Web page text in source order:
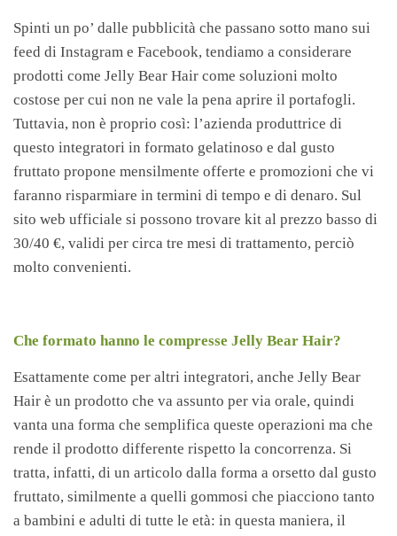
Spinti un po’ dalle pubblicità che passano sotto mano sui
feed di Instagram e Facebook, tendiamo a considerare
prodotti come Jelly Bear Hair come soluzioni molto
costose per cui non ne vale la pena aprire il portafogli.
Tuttavia, non è proprio così: l’azienda produttrice di
questo integratori in formato gelatinoso e dal gusto
fruttato propone mensilmente offerte e promozioni che vi
faranno risparmiare in termini di tempo e di denaro. Sul
sito web ufficiale si possono trovare kit al prezzo basso di
30/40 €, validi per circa tre mesi di trattamento, perciò
molto convenienti.
Che formato hanno le compresse Jelly Bear Hair?
Esattamente come per altri integratori, anche Jelly Bear
Hair è un prodotto che va assunto per via orale, quindi
vanta una forma che semplifica queste operazioni ma che
rende il prodotto differente rispetto la concorrenza. Si
tratta, infatti, di un articolo dalla forma a orsetto dal gusto
fruttato, similmente a quelli gommosi che piacciono tanto
a bambini e adulti di tutte le età: in questa maniera, il